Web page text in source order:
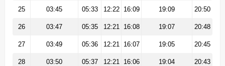
25 03:45 05:33 12:22 16:09 19:09 20:50
26 03:47 05:35 12:21 16:08 19:07 20:48
27 03:49 05:36 12:21 16:07 19:05 20:45
28 03:50 05:37 12:21 16:06 19:04 20:43